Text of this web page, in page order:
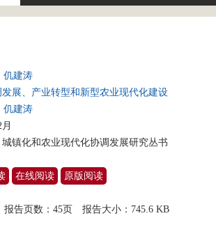
仉建涛
展、产业转型和新型农业现代化建设
仉建涛
镇化和农业现代化协调发展研究丛书
在线阅读 原版阅读
报告页数：45页 报告大小： 745.6 KB